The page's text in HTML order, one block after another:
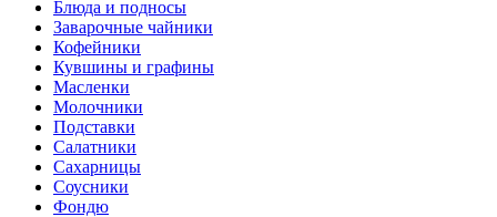
Блюда и подносы
Заварочные чайники
Кофейники
Кувшины и графины
Масленки
Молочники
Подставки
Салатники
Сахарницы
Соусники
Фондю